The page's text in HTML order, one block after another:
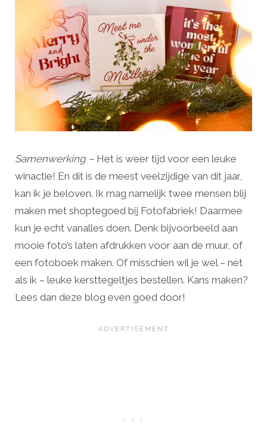
Samenwerking – Het is weer tijd voor een leuke
winactie! En dit is de meest veelzijdige van dit jaar,
kan ik je beloven. Ik mag namelijk twee mensen blij
maken met shoptegoed bij Fotofabriek! Daarmee
kun je echt vanalles doen. Denk bijvoorbeeld aan
mooie foto’s laten afdrukken voor aan de muur, of
een fotoboek maken. Of misschien wil je wel – net
als ik – leuke kersttegeltjes bestellen. Kans maken?
Lees dan deze blog even goed door!